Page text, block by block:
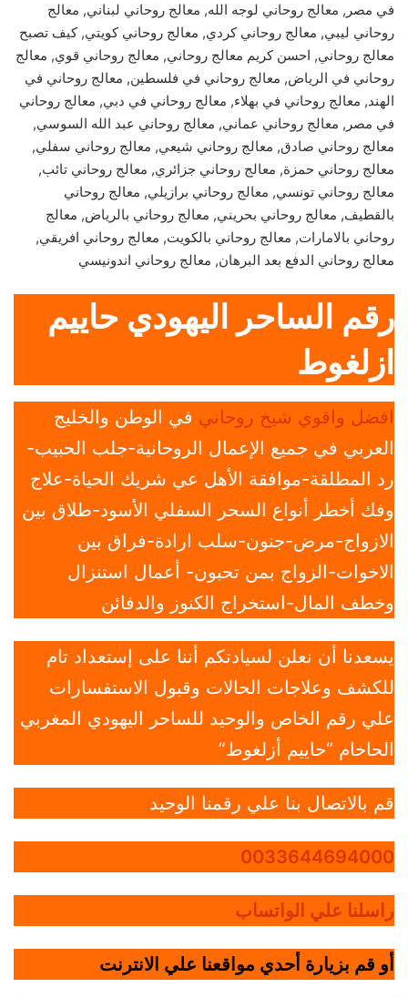
في مصر, معالج روحاني لوجه الله, معالج روحاني لبناني, معالج
روحاني ليبي, معالج روحاني كردي, معالج روحاني كويتي, كيف تصبح
معالج روحاني, احسن كريم معالج روحاني, معالج روحاني قوي, معالج
روحاني في الرياض, معالج روحاني في فلسطين, معالج روحاني في
الهند, معالج روحاني في بهلاء, معالج روحاني في دبي, معالج روحاني
في مصر, معالج روحاني عماني, معالج روحاني عبد الله السوسي,
معالج روحاني صادق, معالج روحاني شيعي, معالج روحاني سفلي,
معالج روحاني حمزة, معالج روحاني جزائري, معالج روحاني تائب,
معالج روحاني تونسي, معالج روحاني برازيلي, معالج روحاني
بالقطيف, معالج روحاني بحريني, معالج روحاني بالرياض, معالج
روحاني بالامارات, معالج روحاني بالكويت, معالج روحاني افريقي,
معالج روحاني الدفع بعد البرهان, معالج روحاني اندونيسي
رقم الساحر اليهودي حاييم
ازلغوط
افضل واقوي شيخ روحاني في الوطن والخليج
العربي في جميع الإعمال الروحانية-جلب الحبيب-
رد المطلقة-موافقة الأهل عي شريك الحياة-علاج
وفك أخطر أنواع السحر السفلي الأسود-طلاق بين
الازواج-مرض-جنون-سلب ارادة-فراق بين
الاخوات-الزواج بمن تحبون- أعمال استنزال
وخطف المال-استخراج الكنوز والدفائن
يسعدنا أن نعلن لسيادتكم أننا على إستعداد تام
للكشف وعلاجات الحالات وقبول الاستفسارات
علي رقم الخاص والوحيد للساحر اليهودي المغربي
الحاخام “حاييم أزلغوط”
قم بالاتصال بنا علي رقمنا الوحيد
0033644694000
راسلنا علي الواتساب
أو قم بزيارة أحدي مواقعنا علي الانترنت